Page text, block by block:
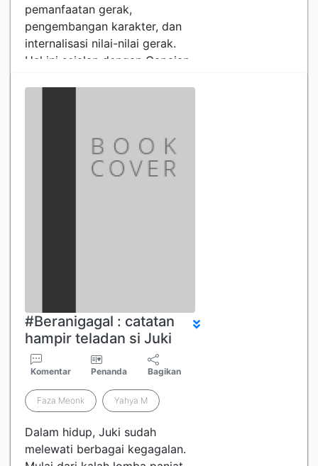
pemanfaatan gerak,
pengembangan karakter, dan
internalisasi nilai-nilai gerak.
Hal ini sejalan dengan Capaian
#Beranigagal : catatan
hampir teladan si Juki
Komentar Penanda Bagikan
Faza Meonk Yahya M
Dalam hidup, Juki sudah
melewati berbagai kegagalan.